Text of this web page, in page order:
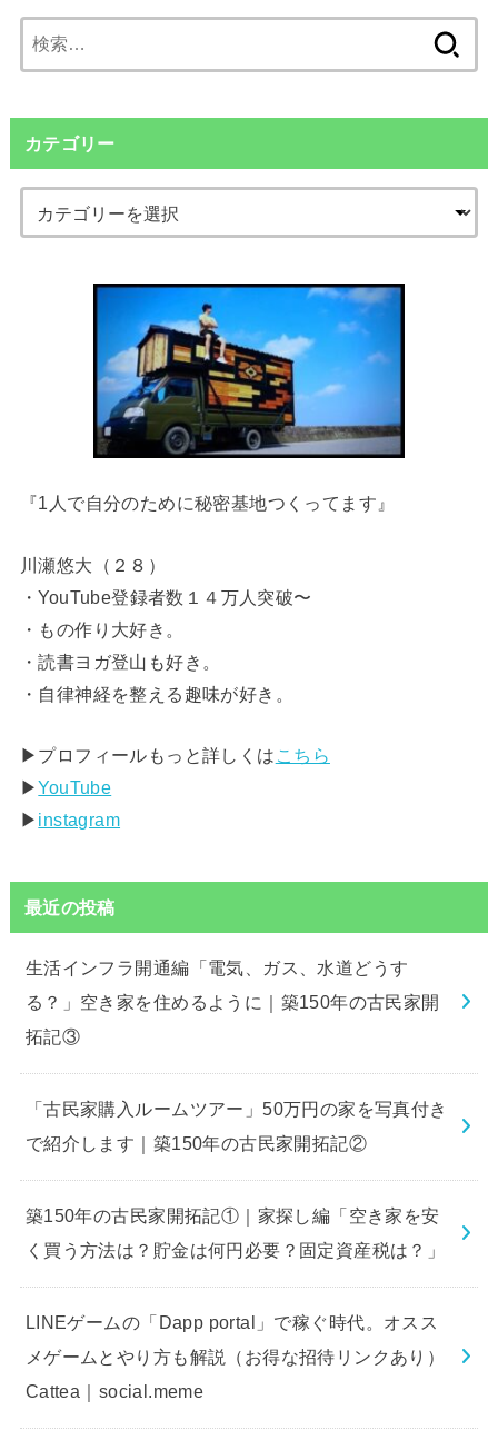
索:
カテゴリー
『1人で自分のために秘密基地つくってます』
川瀬悠大（２８）
・YouTube登録者数１４万人突破〜
・もの作り大好き。
・読書ヨガ登山も好き。
・自律神経を整える趣味が好き。
▶︎プロフィールもっと詳しくは こちら
▶︎YouTube
▶︎ instagram
最近の投稿
生活インフラ開通編「電気、ガス、水道どうす
る？」空き家を住めるように｜築150年の古民家開
拓記③
「古民家購入ルームツアー」50万円の家を写真付き
で紹介します｜築150年の古民家開拓記②
築150年の古民家開拓記①｜家探し編「空き家を安
く買う方法は？貯金は何円必要？固定資産税は？」
LINEゲームの「Dapp portal」で稼ぐ時代。オスス
メゲームとやり方も解説（お得な招待リンクあり）
Cattea｜social.meme